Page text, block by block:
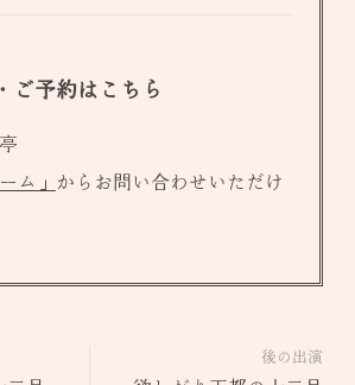
ご予約はこちら
ム」
からお問い合わせいただけ
後の出演